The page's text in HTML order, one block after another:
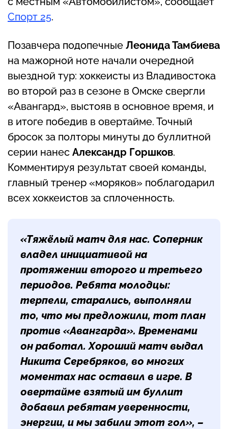
Спорт 25.
Позавчера подопечные Леонида Тамбиева
на мажорной ноте начали очередной
выездной тур: хоккеисты из Владивостока
во второй раз в сезоне в Омске свергли
«Авангард», выстояв в основное время, и
в итоге победив в овертайме. Точный
бросок за полторы минуты до буллитной
серии нанес Александр Горшков.
Комментируя результат своей команды,
главный тренер «моряков» поблагодарил
всех хоккеистов за сплоченность.
«Тяжёлый матч для нас. Соперник
владел инициативой на
протяжении второго и третьего
периодов. Ребята молодцы:
терпели, старались, выполняли
то, что мы предложили, тот план
против «Авангарда». Временами
он работал. Хороший матч выдал
Никита Серебряков, во многих
моментах нас оставил в игре. В
овертайме взятый им буллит
добавил ребятам уверенности,
энергии, и мы забили этот гол», –